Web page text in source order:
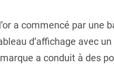
a commencé par une
d’affichage avec
a conduit à des